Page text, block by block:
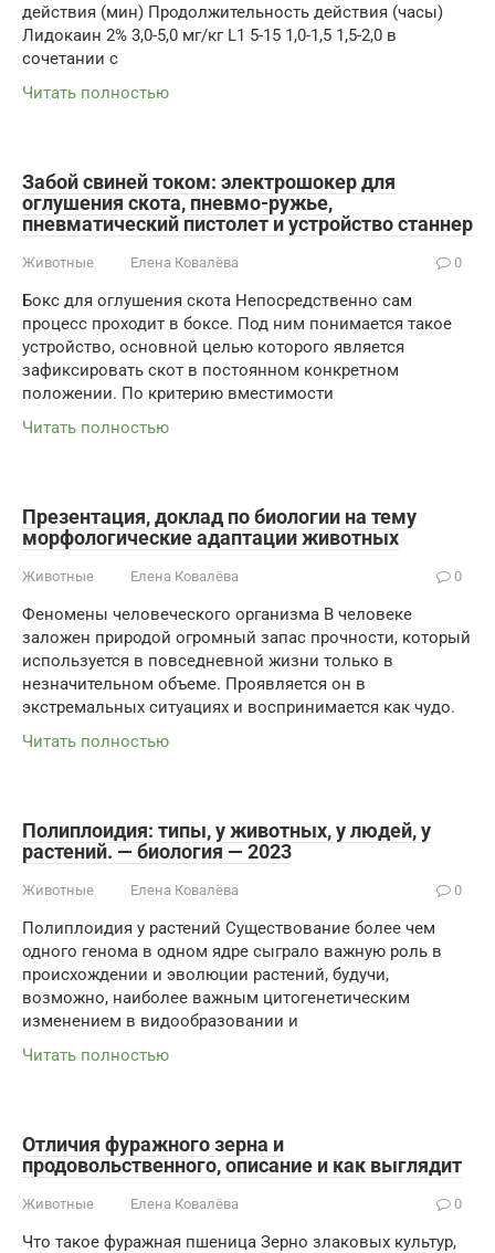
действия (мин) Продолжительность действия (часы)
Лидокаин 2% 3,0-5,0 мг/кг L1 5-15 1,0-1,5 1,5-2,0 в
сочетании с
Читать полностью
Забой свиней током: электрошокер для
оглушения скота, пневмо-ружье,
пневматический пистолет и устройство станнер
Животные Елена Ковалёва 0
Бокс для оглушения скота Непосредственно сам
процесс проходит в боксе. Под ним понимается такое
устройство, основной целью которого является
зафиксировать скот в постоянном конкретном
положении. По критерию вместимости
Читать полностью
Презентация, доклад по биологии на тему
морфологические адаптации животных
Животные Елена Ковалёва 0
Феномены человеческого организма В человеке
заложен природой огромный запас прочности, который
используется в повседневной жизни только в
незначительном объеме. Проявляется он в
экстремальных ситуациях и воспринимается как чудо.
Читать полностью
Полиплоидия: типы, у животных, у людей, у
растений. — биология — 2023
Животные Елена Ковалёва 0
Полиплоидия у растений Существование более чем
одного генома в одном ядре сыграло важную роль в
происхождении и эволюции растений, будучи,
возможно, наиболее важным цитогенетическим
изменением в видообразовании и
Читать полностью
Отличия фуражного зерна и
продовольственного, описание и как выглядит
Животные Елена Ковалёва 0
Что такое фуражная пшеница Зерно злаковых культур,